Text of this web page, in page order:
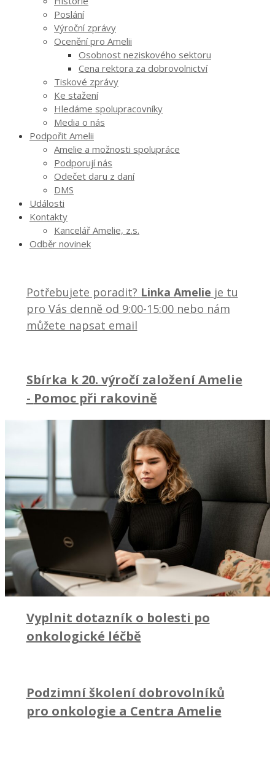
Poslání
Výroční zprávy
Ocenění pro Amelii
Osobnost neziskového sektoru
Cena rektora za dobrovolnictví
Tiskové zprávy
Ke stažení
Hledáme spolupracovníky
Media o nás
Podpořit Amelii
Amelie a možnosti spolupráce
Podporují nás
Odečet daru z daní
DMS
Události
Kontakty
Kancelář Amelie, z.s.
Odběr novinek
Potřebujete poradit? Linka Amelie je tu
pro Vás denně od 9:00-15:00 nebo nám
můžete napsat email
Sbírka k 20. výročí založení Amelie
- Pomoc při rakovině
Vyplnit dotazník o bolesti po
onkologické léčbě
Podzimní školení dobrovolníků
pro onkologie a Centra Amelie